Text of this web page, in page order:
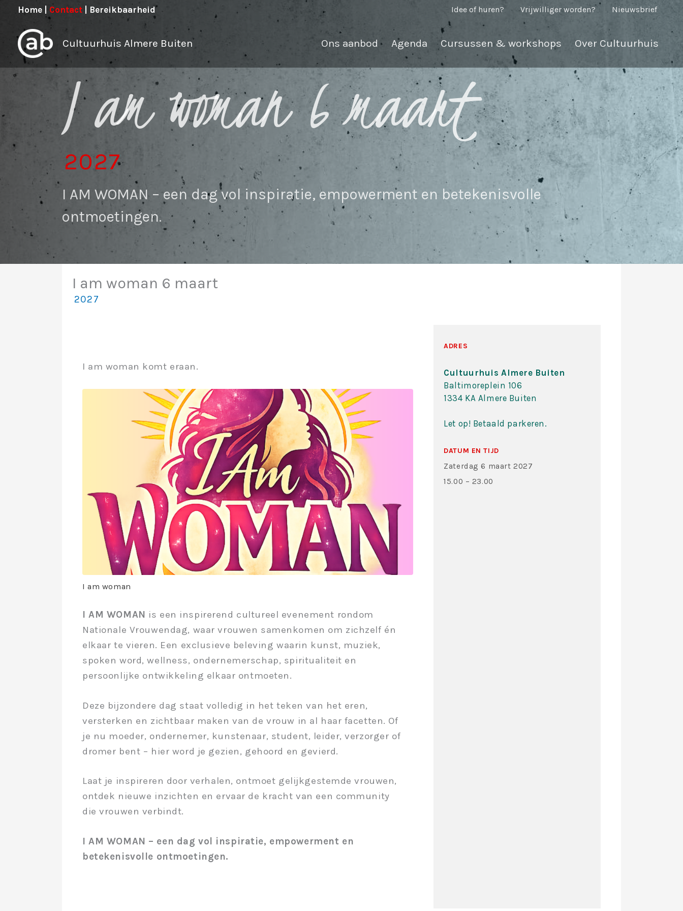
inhoud
Home Contact Bereikbaarheid Idee of huren? Vrijwilliger worden? Nieuwsbrief
Cultuurhuis Almere Buiten Ons aanbod Agenda Cursussen & workshops Over Cultuurhuis
I am woman 6 maart
2027
I AM WOMAN – een dag vol inspiratie, empowerment en betekenisvolle
ontmoetingen.
I am woman 6 maart
2027
I am woman komt eraan.
I am woman
I AM WOMAN is een inspirerend cultureel evenement rondom
Nationale Vrouwendag, waar vrouwen samenkomen om zichzelf én
elkaar te vieren. Een exclusieve beleving waarin kunst, muziek,
spoken word, wellness, ondernemerschap, spiritualiteit en
persoonlijke ontwikkeling elkaar ontmoeten.
Deze bijzondere dag staat volledig in het teken van het eren,
versterken en zichtbaar maken van de vrouw in al haar facetten. Of
je nu moeder, ondernemer, kunstenaar, student, leider, verzorger of
dromer bent – hier word je gezien, gehoord en gevierd.
Laat je inspireren door verhalen, ontmoet gelijkgestemde vrouwen,
ontdek nieuwe inzichten en ervaar de kracht van een community
die vrouwen verbindt.
I AM WOMAN – een dag vol inspiratie, empowerment en
betekenisvolle ontmoetingen.
ADRES
Cultuurhuis Almere Buiten
Baltimoreplein 106
1334 KA Almere Buiten
Let op! Betaald parkeren.
DATUM EN TIJD
Zaterdag 6 maart 2027
15.00 – 23.00